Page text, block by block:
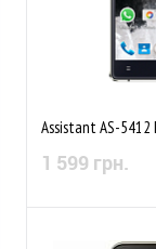
Assistant AS-5412
1 599 грн.
Немає